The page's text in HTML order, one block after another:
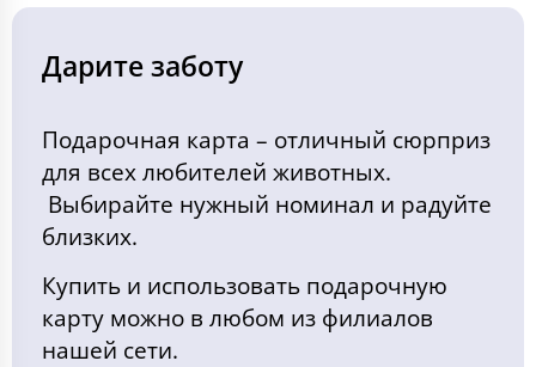
Дарите заботу
Подарочная карта – отличный сюрприз
для всех любителей животных.
Выбирайте нужный номинал и радуйте
близких.
Купить и использовать подарочную
карту можно в любом из филиалов
нашей сети.